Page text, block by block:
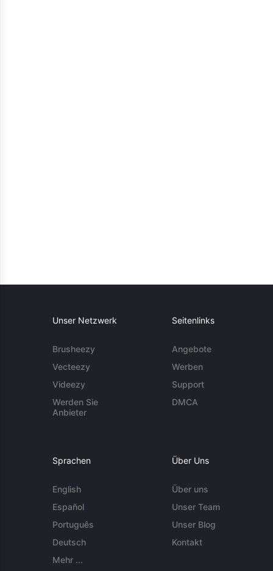
Unser Netzwerk
Brusheezy
Vecteezy
Videezy
Werden Sie
Anbieter
Seitenlinks
Angebote
Werben
Support
DMCA
Sprachen
English
Español
Português
Deutsch
Mehr ...
Über Uns
Über uns
Unser Team
Unser Blog
Kontakt